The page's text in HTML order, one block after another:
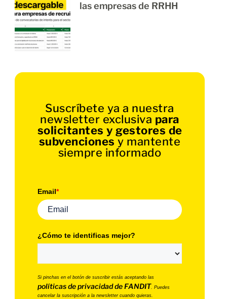
las empresas de RRHH
Suscríbete ya a nuestra
newsletter exclusiva para
solicitantes y gestores de
subvenciones y mantente
siempre informado
Email*
¿Cómo te identificas mejor?
Si pinchas en el botón de suscribir estás aceptando las
políticas de privacidad de FANDIT. Puedes
cancelar la suscripción a la newsletter cuando quieras.